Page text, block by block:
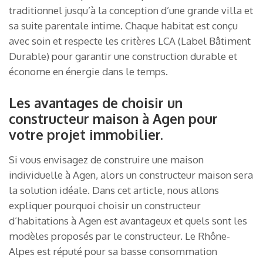
traditionnel jusqu’à la conception d’une grande villa et
sa suite parentale intime. Chaque habitat est conçu
avec soin et respecte les critères LCA (Label Bâtiment
Durable) pour garantir une construction durable et
économe en énergie dans le temps.
Les avantages de choisir un
constructeur maison à Agen pour
votre projet immobilier.
Si vous envisagez de construire une maison
individuelle à Agen, alors un constructeur maison sera
la solution idéale. Dans cet article, nous allons
expliquer pourquoi choisir un constructeur
d’habitations à Agen est avantageux et quels sont les
modèles proposés par le constructeur. Le Rhône-
Alpes est réputé pour sa basse consommation